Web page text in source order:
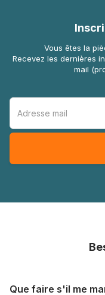
Vous êtes la
Recevez les dernières
mail
Que faire s'il me